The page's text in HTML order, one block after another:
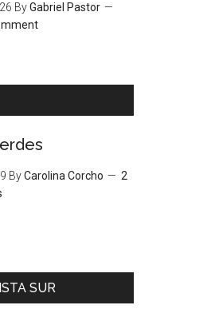
ByGabriel Pastor
ByCarolina Corcho
2
SUR